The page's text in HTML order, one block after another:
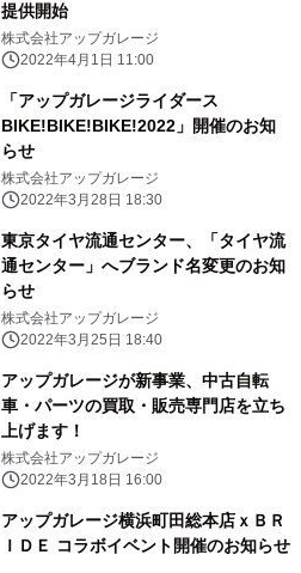
提供開始
株式会社アップガレージ
2022年4月1日 11:00
「アップガレージライダース
BIKE!BIKE!BIKE!2022」開催のお知
らせ
株式会社アップガレージ
2022年3月28日 18:30
東京タイヤ流通センター、「タイヤ流
通センター」へブランド名変更のお知
らせ
株式会社アップガレージ
2022年3月25日 18:40
アップガレージが新事業、中古自転
車・パーツの買取・販売専門店を立ち
上げます！
株式会社アップガレージ
2022年3月18日 16:00
アップガレージ横浜町田総本店ｘＢＲ
ＩＤＥ コラボイベント開催のお知らせ